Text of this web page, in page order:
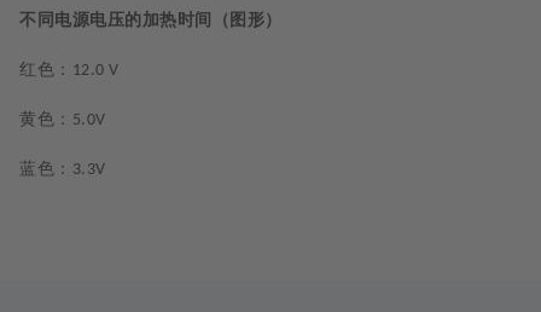
不同电源电压的加热时间（图形）
红色： 12.0 V
黄色： 5.0V
蓝色： 3.3V